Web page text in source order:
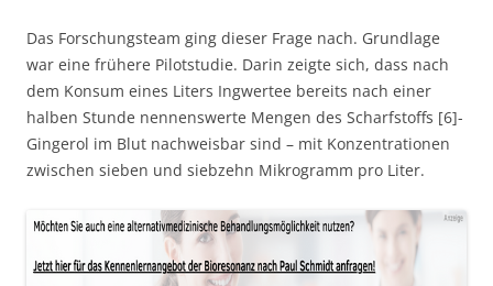
Das Forschungsteam ging dieser Frage nach. Grundlage
war eine frühere Pilotstudie. Darin zeigte sich, dass nach
dem Konsum eines Liters Ingwertee bereits nach einer
halben Stunde nennenswerte Mengen des Scharfstoffs [6]-
Gingerol im Blut nachweisbar sind – mit Konzentrationen
zwischen sieben und siebzehn Mikrogramm pro Liter.